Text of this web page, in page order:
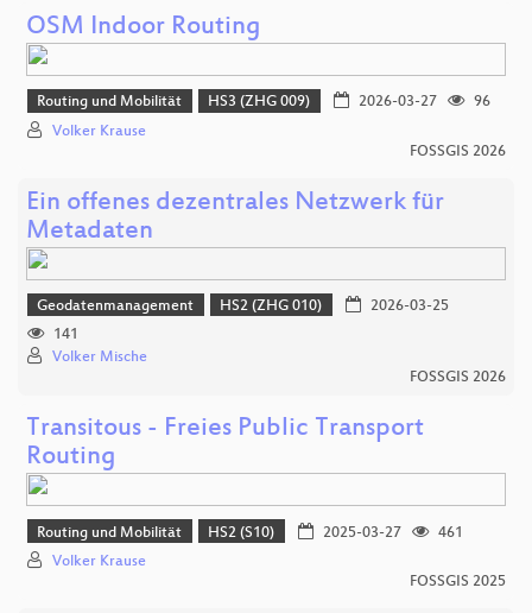
OSM Indoor Routing
Routing und Mobilität HS3 (ZHG 009) 2026-03-27
96
Volker Krause
FOSSGIS 2026
Ein offenes dezentrales Netzwerk für
Metadaten
Geodatenmanagement HS2 (ZHG 010)
2026-03-25
141
Volker Mische
FOSSGIS 2026
Transitous - Freies Public Transport
Routing
Routing und Mobilität HS2 (S10) 2025-03-27
461
Volker Krause
FOSSGIS 2025